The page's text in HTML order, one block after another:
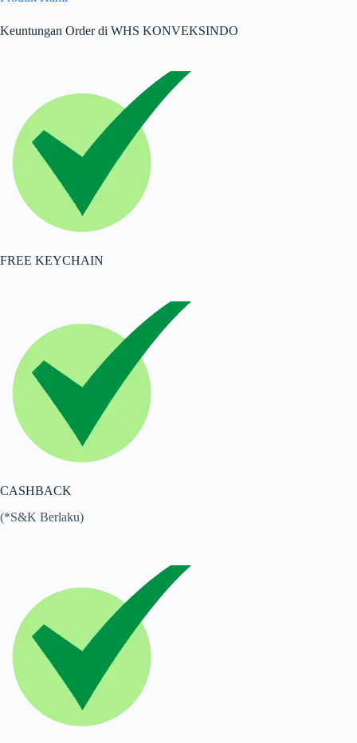
Keuntungan Order di WHS KONVEKSINDO
FREE KEYCHAIN
CASHBACK
(*S&K Berlaku)